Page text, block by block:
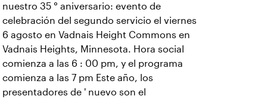
nuestro 35 ° aniversario: evento de
celebración del segundo servicio el viernes
6 agosto en Vadnais Height Commons en
Vadnais Heights, Minnesota. Hora social
comienza a las 6 : 00 pm, y el programa
comienza a las 7 pm Este año, los
presentadores de ' nuevo son el